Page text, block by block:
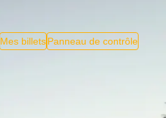
Mes billetsPanneau de contrôle